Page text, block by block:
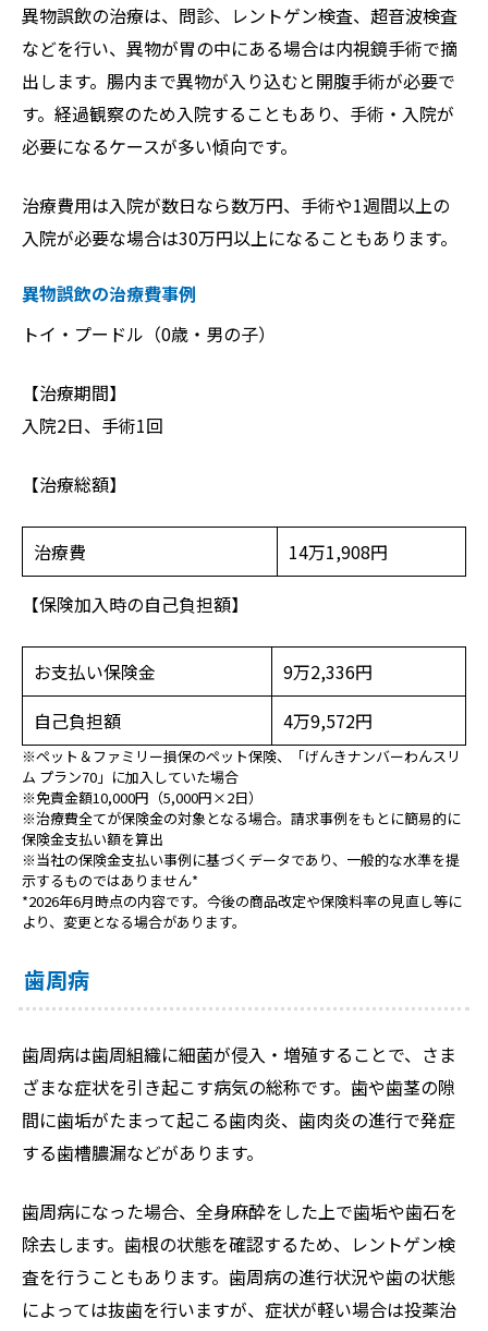
異物誤飲の治療は、問診、レントゲン検査、超音波検査
などを行い、異物が胃の中にある場合は内視鏡手術で摘
出します。腸内まで異物が入り込むと開腹手術が必要で
す。経過観察のため入院することもあり、手術・入院が
必要になるケースが多い傾向です。
治療費用は入院が数日なら数万円、手術や1週間以上の
入院が必要な場合は30万円以上になることもあります。
異物誤飲の治療費事例
トイ・プードル（0歳・男の子）
【治療期間】
入院2日、手術1回
【治療総額】
治療費
14万1,908円
【保険加入時の自己負担額】
お支払い保険金
9万2,336円
自己負担額
4万9,572円
※ペット＆ファミリー損保のペット保険、「げんきナンバーわんスリ
ム プラン70」に加入していた場合
※免責金額10,000円（5,000円×2日）
※治療費全てが保険金の対象となる場合。請求事例をもとに簡易的に
保険金支払い額を算出
※当社の保険金支払い事例に基づくデータであり、一般的な水準を提
示するものではありません*
*2026年6月時点の内容です。今後の商品改定や保険料率の見直し等に
より、変更となる場合があります。
歯周病
歯周病は歯周組織に細菌が侵入・増殖することで、さま
ざまな症状を引き起こす病気の総称です。歯や歯茎の隙
間に歯垢がたまって起こる歯肉炎、歯肉炎の進行で発症
する歯槽膿漏などがあります。
歯周病になった場合、全身麻酔をした上で歯垢や歯石を
除去します。歯根の状態を確認するため、レントゲン検
査を行うこともあります。歯周病の進行状況や歯の状態
によっては抜歯を行いますが、症状が軽い場合は投薬治